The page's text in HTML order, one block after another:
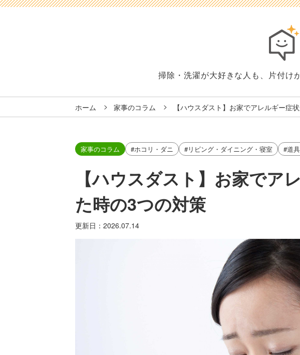
掃除・洗濯が大好きな人も、片付け
ホーム 家事のコラム 【ハウスダスト】お家でアレルギー症
家事のコラム #ホコリ・ダニ #リビング・ダイニング・寝室 #道
【ハウスダスト】お家でア
た時の3つの対策
更新日： 2026.07.14